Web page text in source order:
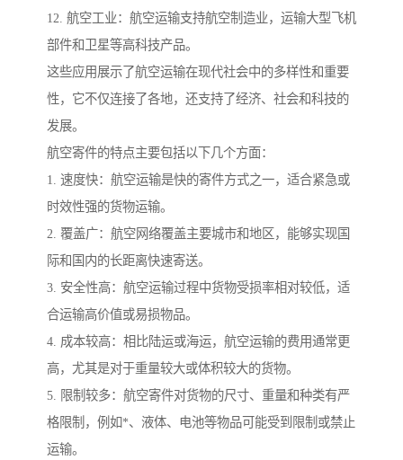
12. 航空工业：航空运输支持航空制造业，运输大型飞机
部件和卫星等高科技产品。
这些应用展示了航空运输在现代社会中的多样性和重要
性，它不仅连接了各地，还支持了经济、社会和科技的
发展。
航空寄件的特点主要包括以下几个方面：
1. 速度快：航空运输是快的寄件方式之一，适合紧急或
时效性强的货物运输。
2. 覆盖广：航空网络覆盖主要城市和地区，能够实现国
际和国内的长距离快速寄送。
3. 安全性高：航空运输过程中货物受损率相对较低，适
合运输高价值或易损物品。
4. 成本较高：相比陆运或海运，航空运输的费用通常更
高，尤其是对于重量较大或体积较大的货物。
5. 限制较多：航空寄件对货物的尺寸、重量和种类有严
格限制，例如*、液体、电池等物品可能受到限制或禁止
运输。